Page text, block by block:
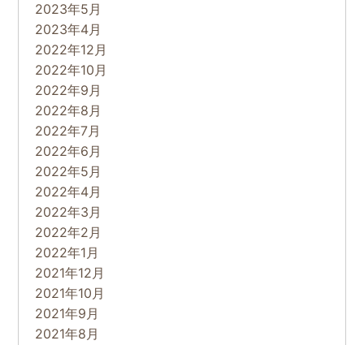
2023年5月
2023年4月
2022年12月
2022年10月
2022年9月
2022年8月
2022年7月
2022年6月
2022年5月
2022年4月
2022年3月
2022年2月
2022年1月
2021年12月
2021年10月
2021年9月
2021年8月